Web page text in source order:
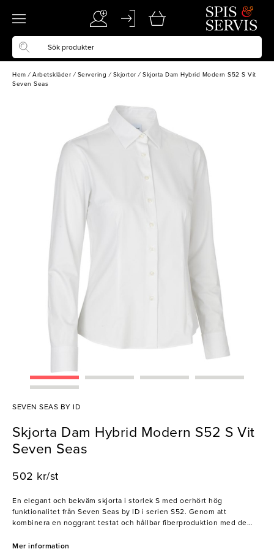
Hem / Arbetskläder / Servering / Skjortor / Skjorta Dam Hybrid Modern S52 S Vit
Seven Seas
SEVEN SEAS BY ID
Skjorta Dam Hybrid Modern S52 S Vit
Seven Seas
502 kr/st
En elegant och bekväm skjorta i storlek S med oerhört hög
funktionalitet från Seven Seas by ID i serien S52. Genom att
kombinera en noggrant testat och hållbar fiberproduktion med de
mjukhet, utan även fyrvägs ultrastretch och optimal andningsförmåga.
Mer information